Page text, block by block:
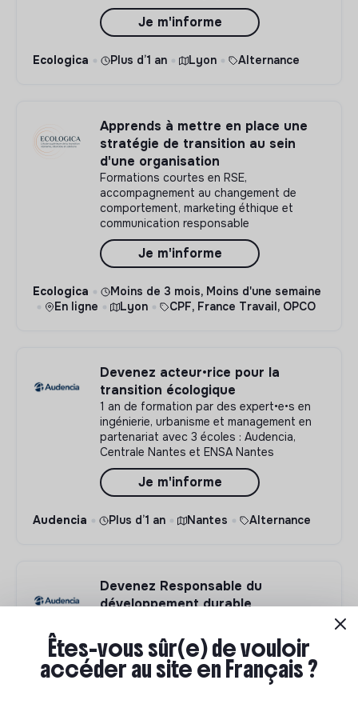
Je m'informe
Ecologica Plus d’1 an Lyon Alternance
Apprends à mettre en place une
stratégie de transition au sein
d'une organisation
Formations courtes en RSE,
accompagnement au changement de
comportement, marketing éthique et
communication responsable
Je m'informe
Ecologica
Moins de 3 mois, Moins d'une semaine
En ligne
Lyon CPF, France Travail, OPCO
Devenez acteur•rice pour la
transition écologique
1 an de formation par des expert•e•s en
ingénierie, urbanisme et management en
partenariat avec 3 écoles : Audencia,
Centrale Nantes et ENSA Nantes
Je m'informe
Audencia Plus d’1 an Nantes Alternance
Devenez Responsable du
développement durable
la transformation des entreprises
Je m'informe
Êtes-vous sûr(e) de vouloir
accéder au site en Français ?